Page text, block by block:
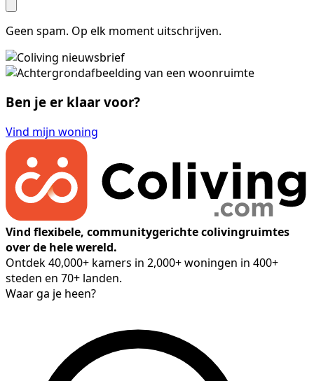
Geen spam. Op elk moment uitschrijven.
Ben je er klaar voor?
Vind mijn woning
Vind flexibele, communitygerichte colivingruimtes
over de hele wereld.
Ontdek 40,000+ kamers in 2,000+ woningen in 400+
steden en 70+ landen.
Waar ga je heen?